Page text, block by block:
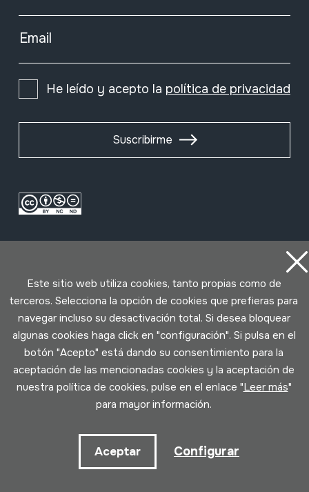
Email
He leído y acepto la política de privacidad
Suscribirme
Condiciones de uso
Política de privacidad
Política de cookies
Desarrollado por Lotura
Este sitio web utiliza cookies, tanto propias como de
terceros. Selecciona la opción de cookies que prefieras para
navegar incluso su desactivación total. Si desea bloquear
algunas cookies haga click en "configuración". Si pulsa en el
botón "Acepto" está dando su consentimiento para la
aceptación de las mencionadas cookies y la aceptación de
nuestra política de cookies, pulse en el enlace "Leer más"
para mayor información.
Aceptar Configurar